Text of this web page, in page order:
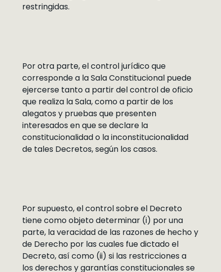
restringidas.
Por otra parte, el control jurídico que
corresponde a la Sala Constitucional puede
ejercerse tanto a partir del control de oficio
que realiza la Sala, como a partir de los
alegatos y pruebas que presenten
interesados en que se declare la
constitucionalidad o la inconstitucionalidad
de tales Decretos, según los casos.
Por supuesto, el control sobre el Decreto
tiene como objeto determinar (i) por una
parte, la veracidad de las razones de hecho y
de Derecho por las cuales fue dictado el
Decreto, así como (ii) si las restricciones a
los derechos y garantías constitucionales se